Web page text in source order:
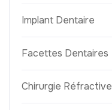
Implant Dentaire
Facettes Dentaires
Chirurgie Réfractive